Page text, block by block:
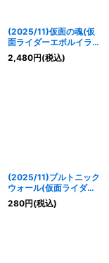
(2025/11)仮面の魂(仮
面ライダーエボルイラス
ト)【CP】{CB30-
CP04}《多》
2,480円(税込)
(2025/11)プルトニック
ウォール(仮面ライダー
エターナルイラスト)
【C】{BS68-076}
280円(税込)